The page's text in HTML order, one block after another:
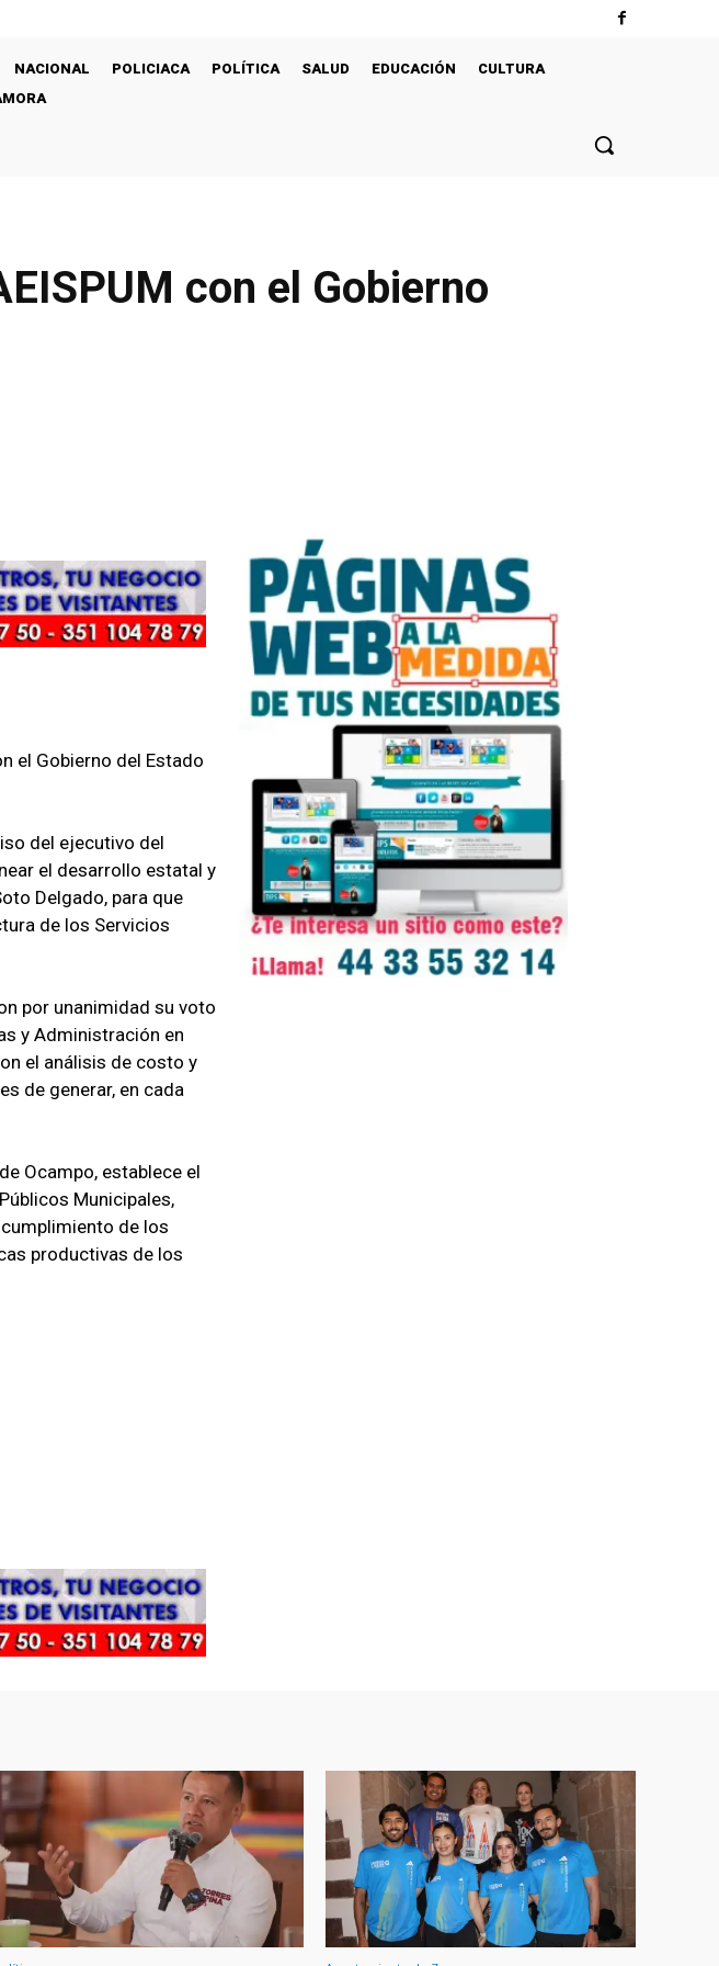
NACIONAL POLICIACA POLÍTICA SALUD EDUCACIÓN
CULTURA
con el Gobierno
el Gobierno del Estado
del ejecutivo del
el desarrollo estatal y
Delgado, para que
de los Servicios
por unanimidad su voto
y Administración en
el análisis de costo y
de generar, en cada
Ocampo, establece el
Municipales,
de los
productivas de los